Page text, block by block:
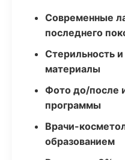
Современные
последнего
Стерильность
материалы
Фото до/после
программы
Врачи-
образованием